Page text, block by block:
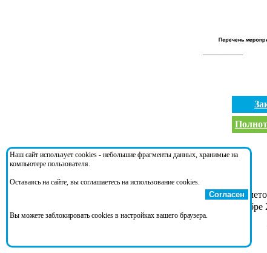
Документ ссылается на:
- Об утверждении Основных
- О проведении в
Наш сайт использует cookies - небольшие фрагменты данных, хранимые на
компьютере пользователя.
Оставаясь на сайте, вы соглашаетесь на использование cookies.
Согласен
Вы можете заблокировать cookies в настройках вашего браузера.